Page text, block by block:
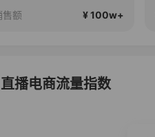
售额 ¥ 100w+
直播电商流量指数